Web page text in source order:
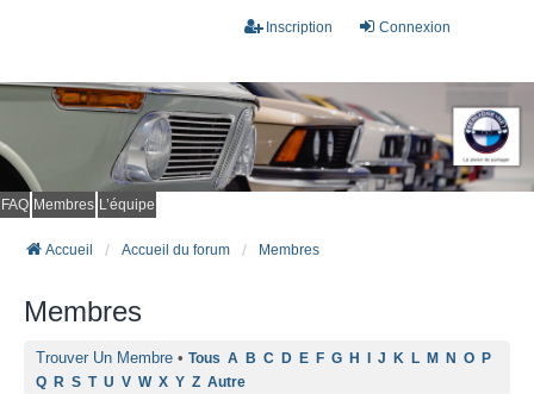
Connexion
Inscription
FAQ Membres L’équipe
Accueil Accueil du forum Membres
Membres
Trouver Un Membre • Tous A B C D E F G H I J K L M N O P
Q R S T U V W X Y Z Autre